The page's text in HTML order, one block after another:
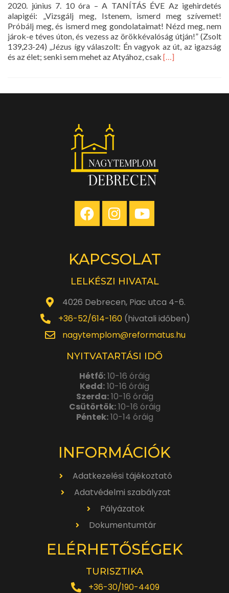
2020. június 7. 10 óra – A TANÍTÁS ÉVE Az igehirdetés
alapigéi: „Vizsgálj meg, Istenem, ismerd meg szívemet!
Próbálj meg, és ismerd meg gondolataimat! Nézd meg, nem
járok-e téves úton, és vezess az örökkévalóság útján!” (Zsolt
139,23-24) „Jézus így válaszolt: Én vagyok az út, az igazság
és az élet; senki sem mehet az Atyához, csak Read
[…]
KAPCSOLAT
LELKÉSZI HIVATAL
4026 Debrecen, Piac utca 4-6.
+36-52/614-160(hivatali időben)
nagytemplom@reformatus.hu
NYITVATARTÁSI IDŐ
Hétfő:10-16 óráig
Kedd:10-16 óráig
Szerda:10-16 óráig
Csütörtök:10-16 óráig
Péntek:10-14 óráig
INFORMÁCIÓK
Adatkezelési tájékoztató
Adatvédelmi szabályzat
Pályázatok
Dokumentumtár
ELÉRHETŐSÉGEK
TURISZTIKA
+36-30/190-4409